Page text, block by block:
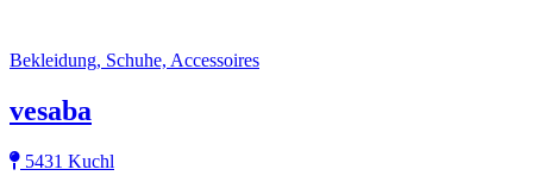
Bekleidung, Schuhe, Accessoires
vesaba
5431 Kuchl